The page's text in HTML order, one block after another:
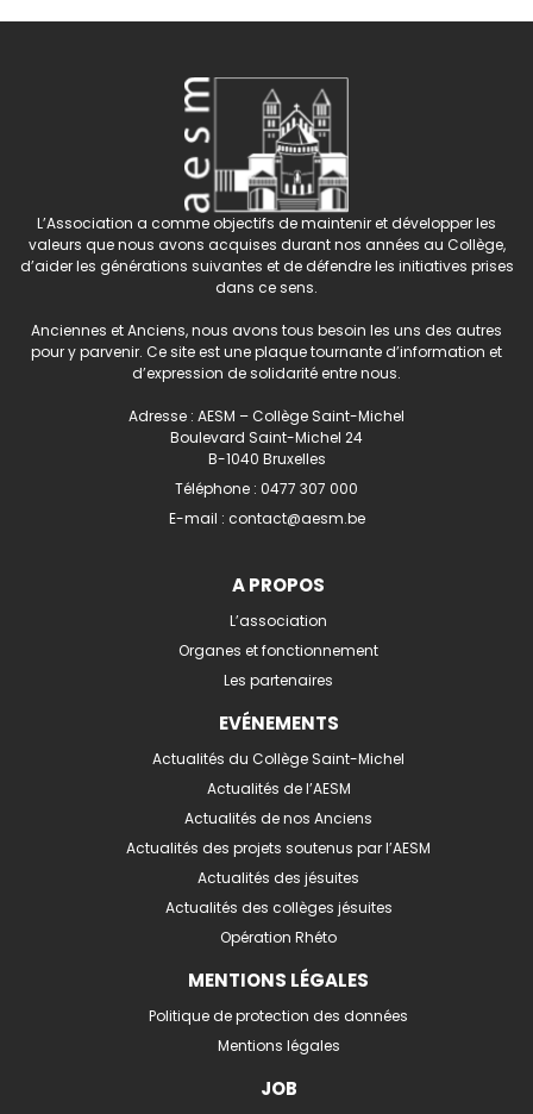
L’Association a comme objectifs de maintenir et développer les
valeurs que nous avons acquises durant nos années au Collège,
d’aider les générations suivantes et de défendre les initiatives prises
dans ce sens.
Anciennes et Anciens, nous avons tous besoin les uns des autres
pour y parvenir. Ce site est une plaque tournante d’information et
d’expression de solidarité entre nous.
Adresse : AESM – Collège Saint-Michel
Boulevard Saint-Michel 24
B-1040 Bruxelles
Téléphone : 0477 307 000
E-mail : contact@aesm.be
A PROPOS
L’association
Organes et fonctionnement
Les partenaires
EVÉNEMENTS
Actualités du Collège Saint-Michel
Actualités de l’AESM
Actualités de nos Anciens
Actualités des projets soutenus par l’AESM
Actualités des jésuites
Actualités des collèges jésuites
Opération Rhéto
MENTIONS LÉGALES
Politique de protection des données
Mentions légales
JOB